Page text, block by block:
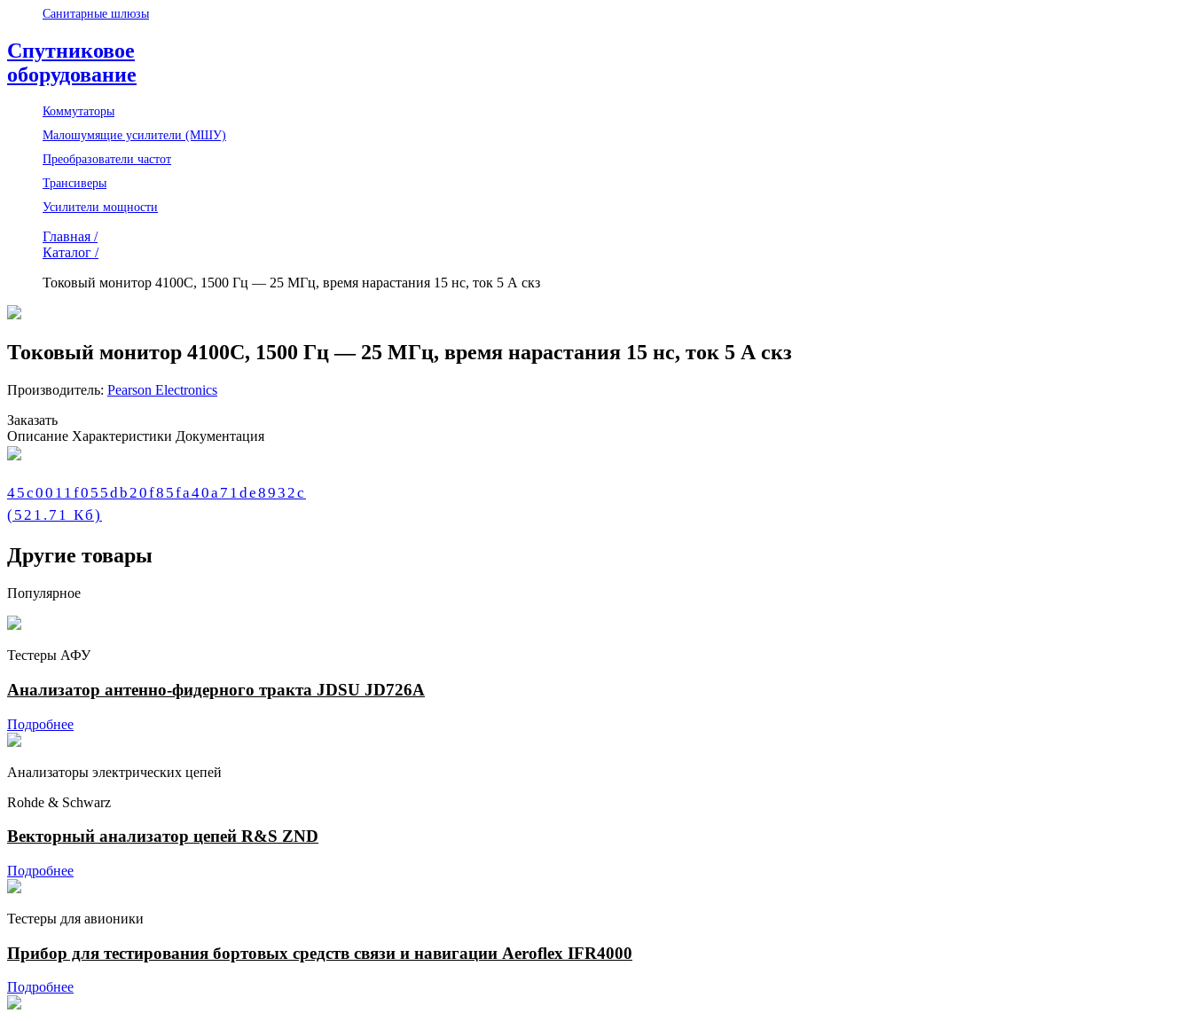
Санитарные шлюзы
Спутниковое
оборудование
Коммутаторы
Малошумящие усилители (МШУ)
Преобразователи частот
Трансиверы
Усилители мощности
Главная /
Каталог /
Токовый монитор 4100C, 1500 Гц — 25 МГц, время нарастания 15 нс, ток 5 А скз
Токовый монитор 4100C, 1500 Гц — 25 МГц, время нарастания 15 нс, ток 5 А скз
Производитель: Pearson Electronics
Заказать
Описание Характеристики Документация
45c0011f055db20f85fa40a71de8932c
(521.71 Кб)
Другие товары
Популярное
Тестеры АФУ
Анализатор антенно-фидерного тракта JDSU JD726A
Подробнее
Анализаторы электрических цепей
Rohde & Schwarz
Векторный анализатор цепей R&S ZND
Подробнее
Тестеры для авионики
Прибор для тестирования бортовых средств связи и навигации Aeroflex IFR4000
Подробнее